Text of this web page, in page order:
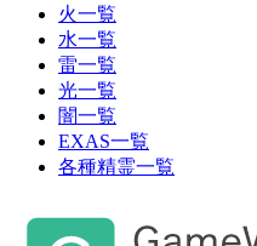
火一覧
水一覧
雷一覧
光一覧
闇一覧
EXAS一覧
各種精霊一覧